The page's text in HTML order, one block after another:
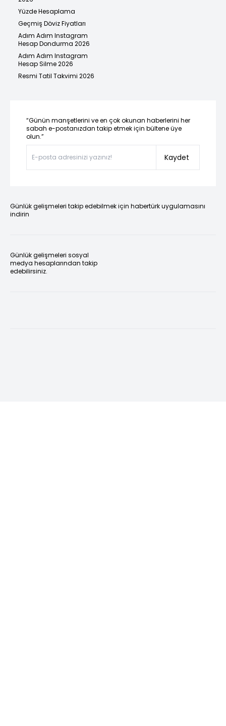
Yüzde Hesaplama
Geçmiş Döviz Fiyatları
Adım Adım Instagram
Hesap Dondurma 2026
Adım Adım Instagram
Hesap Silme 2026
Resmi Tatil Takvimi 2026
“Günün manşetlerini ve en çok okunan haberlerini her
sabah e-postanızdan takip etmek için bültene üye
olun.”
Kaydet
Günlük gelişmeleri takip edebilmek için habertürk uygulamasını
indirin
Günlük gelişmeleri sosyal
medya hesaplarından takip
edebilirsiniz.